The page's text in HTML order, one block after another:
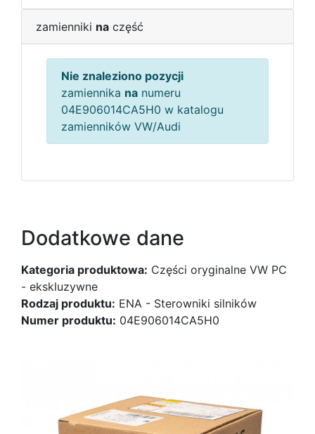
zamienniki na część
Nie znaleziono pozycji
zamiennika na numeru
04E906014CA5H0 w katalogu
zamienników VW/Audi
Dodatkowe dane
Kategoria produktowa: Części oryginalne VW PC
- ekskluzywne
Rodzaj produktu: ENA - Sterowniki silników
Numer produktu: 04E906014CA5H0